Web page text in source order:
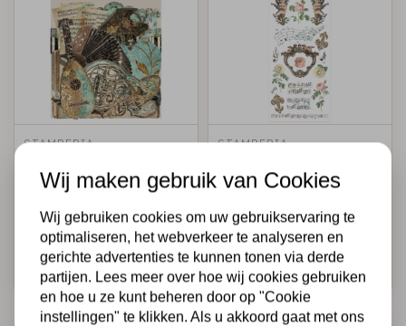
STAMPERIA
€5,95 Op voorraad
Snel toevoegen
STAMPERIA
10,16x21,6 - Music
€2,50 Op voorraad
Snel toevoegen
Wij maken gebruik van Cookies
Wij gebruiken cookies om uw gebruikservaring te
optimaliseren, het webverkeer te analyseren en
gerichte advertenties te kunnen tonen via derde
partijen. Lees meer over hoe wij cookies gebruiken
en hoe u ze kunt beheren door op "Cookie
instellingen" te klikken. Als u akkoord gaat met ons